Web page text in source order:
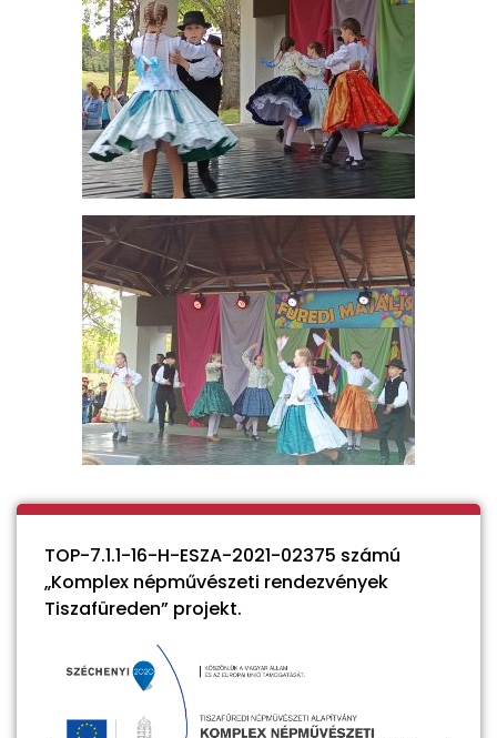
TOP-7.1.1-16-H-ESZA-2021-02375 számú
„Komplex népművészeti rendezvények
Tiszafüreden” projekt.